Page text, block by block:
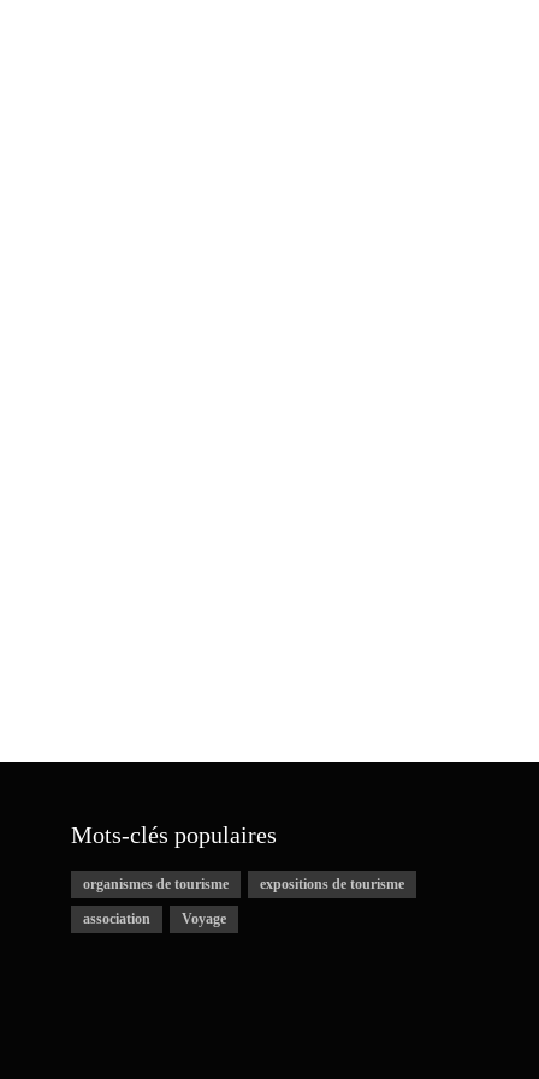
Mots-clés populaires
organismes de tourisme expositions de tourisme
association Voyage